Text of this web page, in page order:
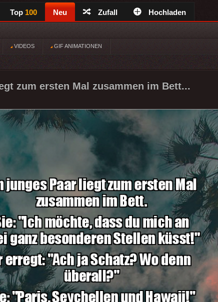
Top 100 Neu Zufall Hochladen
VIDEOS GIF ANIMATIONEN
zum ersten Mal zusammen im Bett...